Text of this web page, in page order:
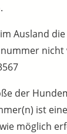
Ausland
nicht
der
ist
möglich